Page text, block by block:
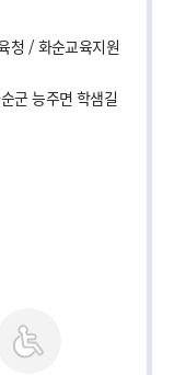
청 / 화순교육지원
군 능주면 학샘길